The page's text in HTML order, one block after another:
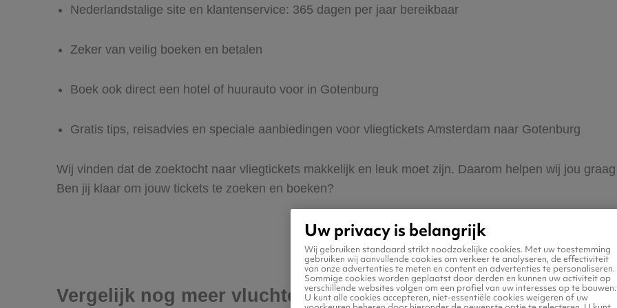
Nederlandstalige site en klantenservice: 365 dagen per jaar bereikbaar
Zeker van veilig boeken en betalen
Boek ook direct een hotel of huurauto voor in Gotenburg
Gratis tips, reisadvies en speciale aanbiedingen voor vliegtickets Amsterdam naar Gotenburg
Wij vinden dat de zoektocht naar vliegtickets makkelijk en leuk moet zijn. Daarom helpen wij jou
Ben jij klaar om jouw tickets te zoeken en boeken?
Vergelijk nog meer vluchten naar Gotenburg
Uw privacy is belangrijk
Wij gebruiken standaard strikt noodzakelijke cookies. Met uw toestemming
gebruiken wij aanvullende cookies om verkeer te analyseren, de effectiviteit
van onze advertenties te meten en content en advertenties te personaliseren.
Sommige cookies worden geplaatst door derden en kunnen uw activiteit op
verschillende websites volgen om een profiel van uw interesses op te bouwen.
U kunt alle cookies accepteren, niet-essentiële cookies weigeren of uw